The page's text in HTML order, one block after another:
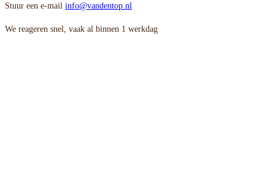
Stuur een e-mail info@vandentop.nl
We reageren snel, vaak al binnen 1 werkdag